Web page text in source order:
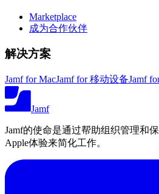
Marketplace
成为合作伙伴
解决方案
Jamf for MacJamf for 移动设备Jamf
Jamf
Jamf的使命是通过帮助组织管理和
Apple体验来简化工作。